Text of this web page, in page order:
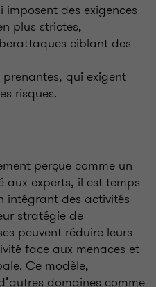
imposent des exigences
plus strictes,
ciblant des
qui exigent
risques.
perçue comme un
aux experts, il est temps
intégrant des activités
stratégie de
peuvent réduire leurs
face aux menaces et
Ce modèle,
domaines comme